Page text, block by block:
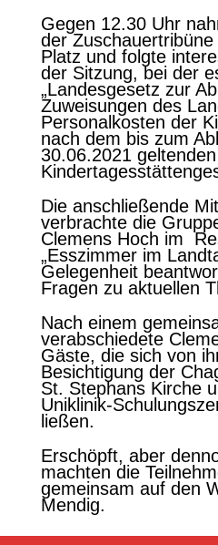
Gegen 12.30 Uhr
der
Platz und folgte
der Sitzung, bei der
„Landesgesetz zur
Zuweisungen des
Personalkosten der
nach dem bis zum
30.06.2021 geltenden
Die anschließende
verbrachte die
Clemens Hoch im
„Esszimmer im
Gelegenheit
Fragen zu aktuellen
Nach einem
verabschiedete
Gäste, die sich von
Besichtigung der
St. Stephans Kirche
Uniklinik-
ließen.
Erschöpft, aber
machten die
gemeinsam auf den
Mendig.